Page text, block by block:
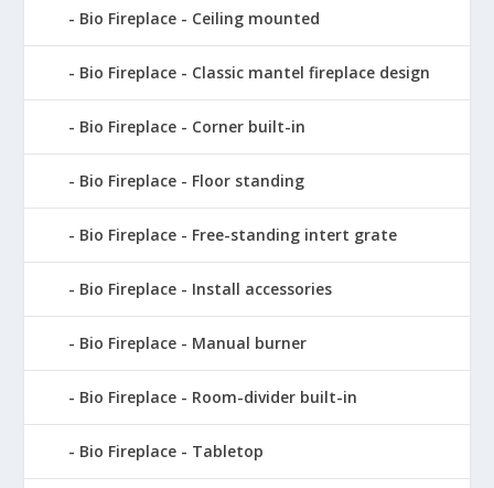
Bio Fireplace - Ceiling mounted
Bio Fireplace - Classic mantel fireplace design
Bio Fireplace - Corner built-in
Bio Fireplace - Floor standing
Bio Fireplace - Free-standing intert grate
Bio Fireplace - Install accessories
Bio Fireplace - Manual burner
Bio Fireplace - Room-divider built-in
Bio Fireplace - Tabletop